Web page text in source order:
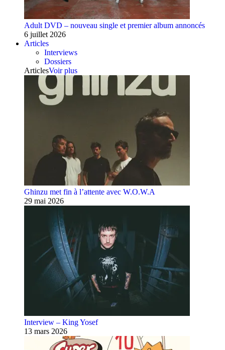
Adult DVD – nouveau single et premier album annoncés
6 juillet 2026
Articles
Interviews
Dossiers
ArticlesVoir plus
Ghinzu met fin à l’attente avec W.O.W.A
29 mai 2026
Interview – King Yosef
13 mars 2026